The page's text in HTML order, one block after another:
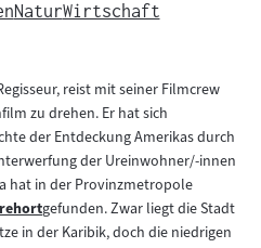
NaturWirtschaft
reist mit seiner Filmcrew
zu drehen. Er hat sich
der Entdeckung Amerikas durch
der Ureinwohner/-innen
hat in der Provinzmetropole
gefunden. Zwar liegt die Stadt
in der Karibik, doch die niedrigen